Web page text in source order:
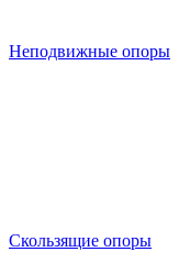
Неподвижные опоры
Скользящие опоры